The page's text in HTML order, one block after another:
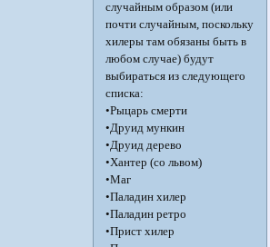
случайным образом (или
почти случайным, поскольку
хилеры там обязаны быть в
любом случае) будут
выбираться из следующего
списка:
•Рыцарь смерти
•Друид мункин
•Друид дерево
•Хантер (со львом)
•Маг
•Паладин хилер
•Паладин ретро
•Прист хилер